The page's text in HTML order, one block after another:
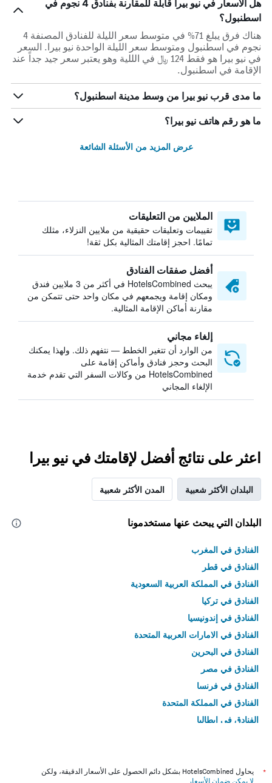
هل الأسعار في نيو بيرا قابلة للمقارنة بفنادق 4 نجوم في
اسطنبول؟
هناك فرق يبلغ 71% في متوسط ​​سعر الليلة للفنادق المصنفة 4
نجوم في اسطنبول ومتوسط ​​سعر الليلة الواحدة نيو بيرا. السعر
في نيو بيرا هو فقط 124 ﷼ في الللية وهو يعتبر سعر جيد جداً عند
الإقامة في اسطنبول.
ما مدى قرب نيو بيرا من وسط مدينة اسطنبول؟
ما هو رقم هاتف نيو بيرا؟
عرض المزيد من الأسئلة الشائعة
الملايين من التعليقات
تقييمات وتعليقات حقيقية من ملايين النزلاء، مثلك
تمامًا. احجز إقامتك المثالية بكل ثقة!
أفضل صفقات الفنادق
يبحث HotelsCombined في أكثر من 3 ملايين فندق
ومكان إقامة ويجمعهم في مكان واحد حتى تتمكن من
مقارنة أماكن الإقامة المثالية.
إلغاء مجاني
من الوارد أن تتغير الخطط — نتفهم ذلك. ولهذا يمكنك
البحث وحجز فنادق وأماكن إقامة على
HotelsCombined من وكالات السفر التي تقدم خدمة
الإلغاء المجاني
اعثر على نتائج أفضل لإقامتك في نيو بيرا
البلدان الأكثر شعبية المدن الأكثر شعبية
البلدان التي يبحث عنها مستخدمونا
الفنادق في المغرب
الفنادق في قطر
الفنادق في المملكة العربية السعودية
الفنادق في تركيا
الفنادق في إندونيسيا
الفنادق في الامارات العربية المتحدة
الفنادق في البحرين
الفنادق في مصر
الفنادق في فرنسا
الفنادق في المملكة المتحدة
الفنادق في إيطاليا
*
يحاول HotelsCombined بشكل دائم الحصول على الأسعار الدقيقة، ولكن
لا يمكن ضمان الأسعار